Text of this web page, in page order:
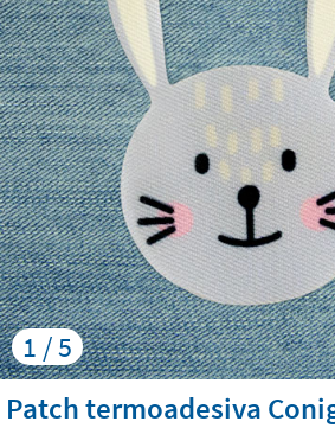
1 / 5
Patch termoadesiva